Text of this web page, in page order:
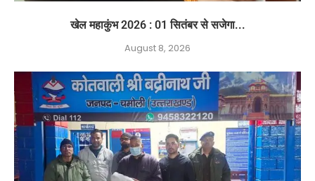
खेल महाकुंभ 2026 : 01 सितंबर से सजेगा...
August 8, 2026